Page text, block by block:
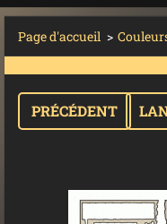
Page d'accueil >
PRÉCÉDENT